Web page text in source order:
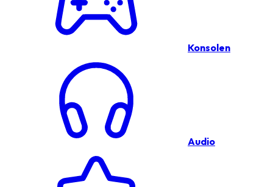
Konsolen
Audio